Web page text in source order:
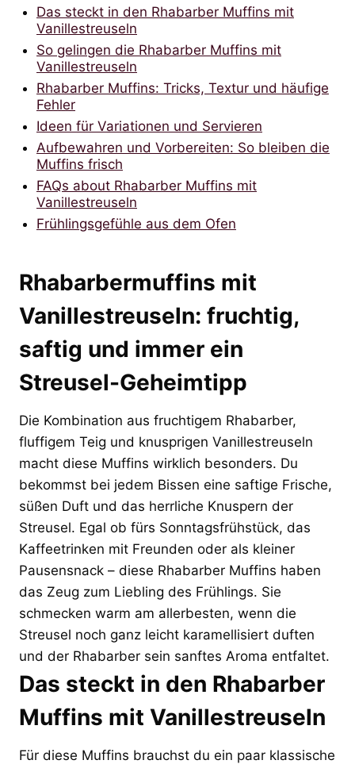
Das steckt in den Rhabarber Muffins mit
Vanillestreuseln
So gelingen die Rhabarber Muffins mit
Vanillestreuseln
Rhabarber Muffins: Tricks, Textur und häufige
Fehler
Ideen für Variationen und Servieren
Aufbewahren und Vorbereiten: So bleiben die
Muffins frisch
FAQs about Rhabarber Muffins mit
Vanillestreuseln
Frühlingsgefühle aus dem Ofen
Rhabarbermuffins mit
Vanillestreuseln: fruchtig,
saftig und immer ein
Streusel-Geheimtipp
Die Kombination aus fruchtigem Rhabarber,
fluffigem Teig und knusprigen Vanillestreuseln
macht diese Muffins wirklich besonders. Du
bekommst bei jedem Bissen eine saftige Frische,
süßen Duft und das herrliche Knuspern der
Streusel. Egal ob fürs Sonntagsfrühstück, das
Kaffeetrinken mit Freunden oder als kleiner
Pausensnack – diese Rhabarber Muffins haben
das Zeug zum Liebling des Frühlings. Sie
schmecken warm am allerbesten, wenn die
Streusel noch ganz leicht karamellisiert duften
und der Rhabarber sein sanftes Aroma entfaltet.
Das steckt in den Rhabarber
Muffins mit Vanillestreuseln
Für diese Muffins brauchst du ein paar klassische